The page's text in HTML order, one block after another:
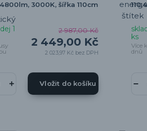
3000K, šířka 110cm
2 987,00 Kč
2 449,00 Kč
2 023,97 Kč bez DPH
1
Vložit do košíku
ks
Více
dnů